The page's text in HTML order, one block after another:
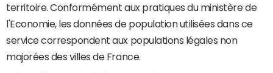
territoire. Conformément aux pratiques du ministère de
l'Economie, les données de population utilisées dans ce
service correspondent aux populations légales non
majorées des villes de France.